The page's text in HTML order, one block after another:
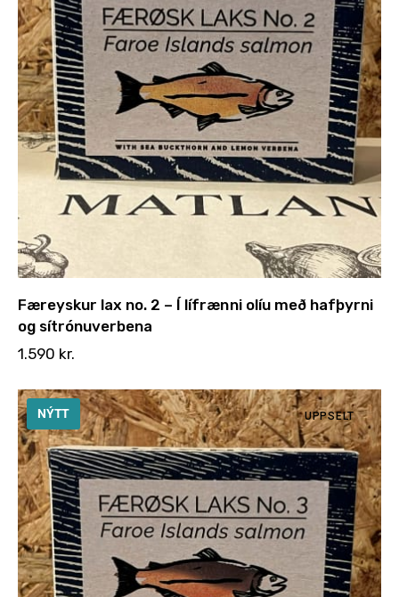
Færeyskur lax no. 2 – Í lífrænni olíu með hafþyrni
og sítrónuverbena
1.590 kr.
UPPSELT
NÝTT